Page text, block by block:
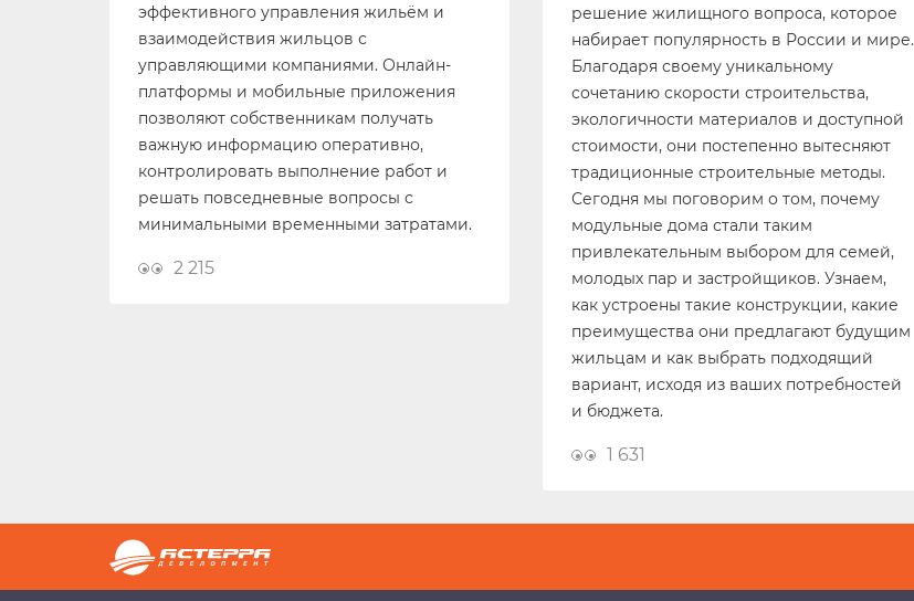
эффективного управления жильём и
взаимодействия жильцов с
управляющими компаниями. Онлайн-
платформы и мобильные приложения
позволяют собственникам получать
важную информацию оперативно,
контролировать выполнение работ и
решать повседневные вопросы с
минимальными временными затратами.
2 215
решение жилищного вопроса, которое
набирает популярность в России и мире.
Благодаря своему уникальному
сочетанию скорости строительства,
экологичности материалов и доступной
стоимости, они постепенно вытесняют
традиционные строительные методы.
Сегодня мы поговорим о том, почему
модульные дома стали таким
привлекательным выбором для семей,
молодых пар и застройщиков. Узнаем,
как устроены такие конструкции, какие
преимущества они предлагают будущим
жильцам и как выбрать подходящий
вариант, исходя из ваших потребностей
и бюджета.
1 631